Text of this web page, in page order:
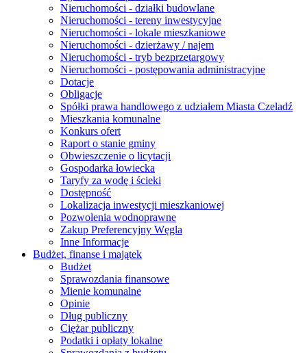
Nieruchomości - działki budowlane
Nieruchomości - tereny inwestycyjne
Nieruchomości - lokale mieszkaniowe
Nieruchomości - dzierżawy / najem
Nieruchomości - tryb bezprzetargowy
Nieruchomości - postępowania administracyjne
Dotacje
Obligacje
Spółki prawa handlowego z udziałem Miasta Czeladź
Mieszkania komunalne
Konkurs ofert
Raport o stanie gminy
Obwieszczenie o licytacji
Gospodarka łowiecka
Taryfy za wodę i ścieki
Dostępność
Lokalizacja inwestycji mieszkaniowej
Pozwolenia wodnoprawne
Zakup Preferencyjny Węgla
Inne Informacje
Budżet, finanse i majątek
Budżet
Sprawozdania finansowe
Mienie komunalne
Opinie
Dług publiczny
Ciężar publiczny
Podatki i opłaty lokalne